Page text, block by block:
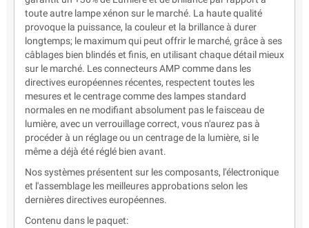
toute autre lampe xénon sur le marché. La haute qualité
provoque la puissance, la couleur et la brillance à durer
longtemps; le maximum qui peut offrir le marché, grâce à ses
câblages bien blindés et finis, en utilisant chaque détail mieux
sur le marché. Les connecteurs AMP comme dans les
directives européennes récentes, respectent toutes les
mesures et le centrage comme des lampes standard
normales en ne modifiant absolument pas le faisceau de
lumière, avec un verrouillage correct, vous n'aurez pas à
procéder à un réglage ou un centrage de la lumière, si le
même a déjà été réglé bien avant.
Nos systèmes présentent sur les composants, l'électronique
et l'assemblage les meilleures approbations selon les
dernières directives européennes.
Contenu dans le paquet: